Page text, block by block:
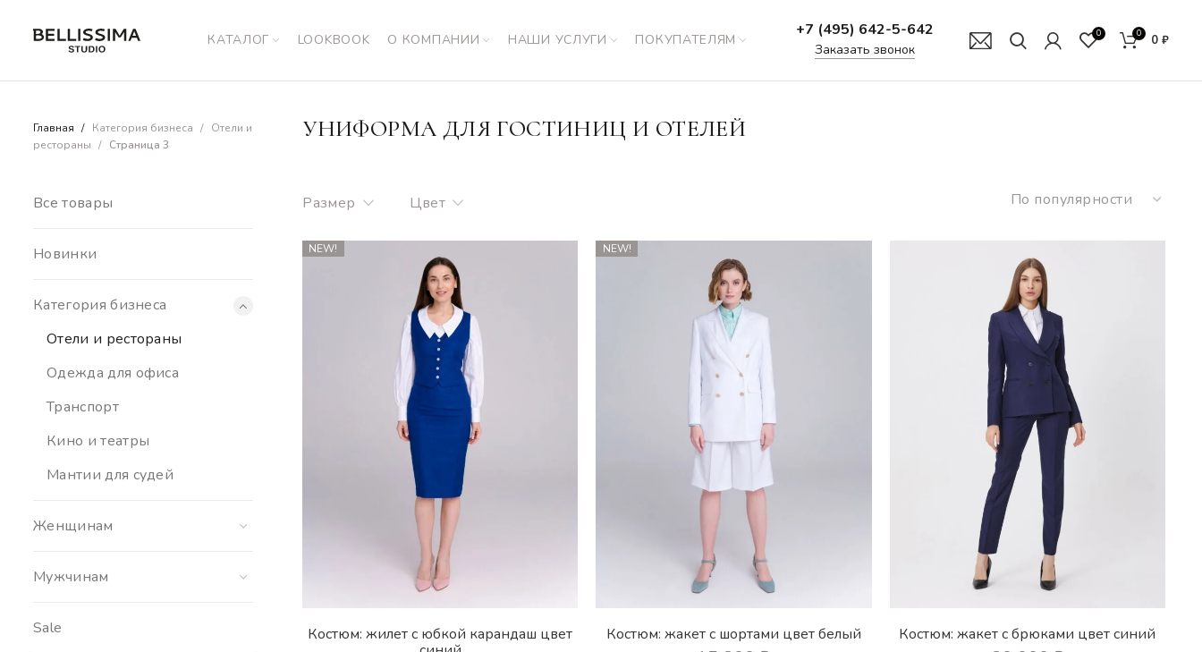
КАТАЛОГ LOOKBOOK О КОМПАНИИ НАШИ УСЛУГИ ПОКУПАТЕЛЯМ
+7 (495) 642-5-642
Заказать звонок
0 0 0 ₽
Главная Категория бизнеса
Отели и
рестораны
Страница 3
УНИФОРМА ДЛЯ ГОСТИНИЦ И ОТЕЛЕЙ
Все товары
Новинки
Категория бизнеса
Отели и рестораны
Одежда для офиса
Транспорт
Кино и театры
Мантии для судей
Женщинам
Мужчинам
Sale
Размер Цвет
NEW!
Костюм: жилет с юбкой карандаш цвет
NEW!
Костюм: жакет с шортами цвет белый Костюм: жакет с брюками цвет синий